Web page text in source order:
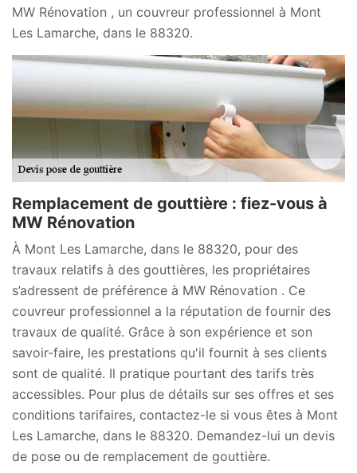
MW Rénovation , un couvreur professionnel à Mont
Les Lamarche, dans le 88320.
Remplacement de gouttière : fiez-vous à
MW Rénovation
À Mont Les Lamarche, dans le 88320, pour des
travaux relatifs à des gouttières, les propriétaires
s’adressent de préférence à MW Rénovation . Ce
couvreur professionnel a la réputation de fournir des
travaux de qualité. Grâce à son expérience et son
savoir-faire, les prestations qu'il fournit à ses clients
sont de qualité. Il pratique pourtant des tarifs très
accessibles. Pour plus de détails sur ses offres et ses
conditions tarifaires, contactez-le si vous êtes à Mont
Les Lamarche, dans le 88320. Demandez-lui un devis
de pose ou de remplacement de gouttière.